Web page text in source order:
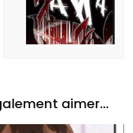
aimer...